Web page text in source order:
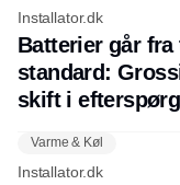
Installator.dk
Batterier går
standard:
skift i
Varme & Køl
Installator.dk